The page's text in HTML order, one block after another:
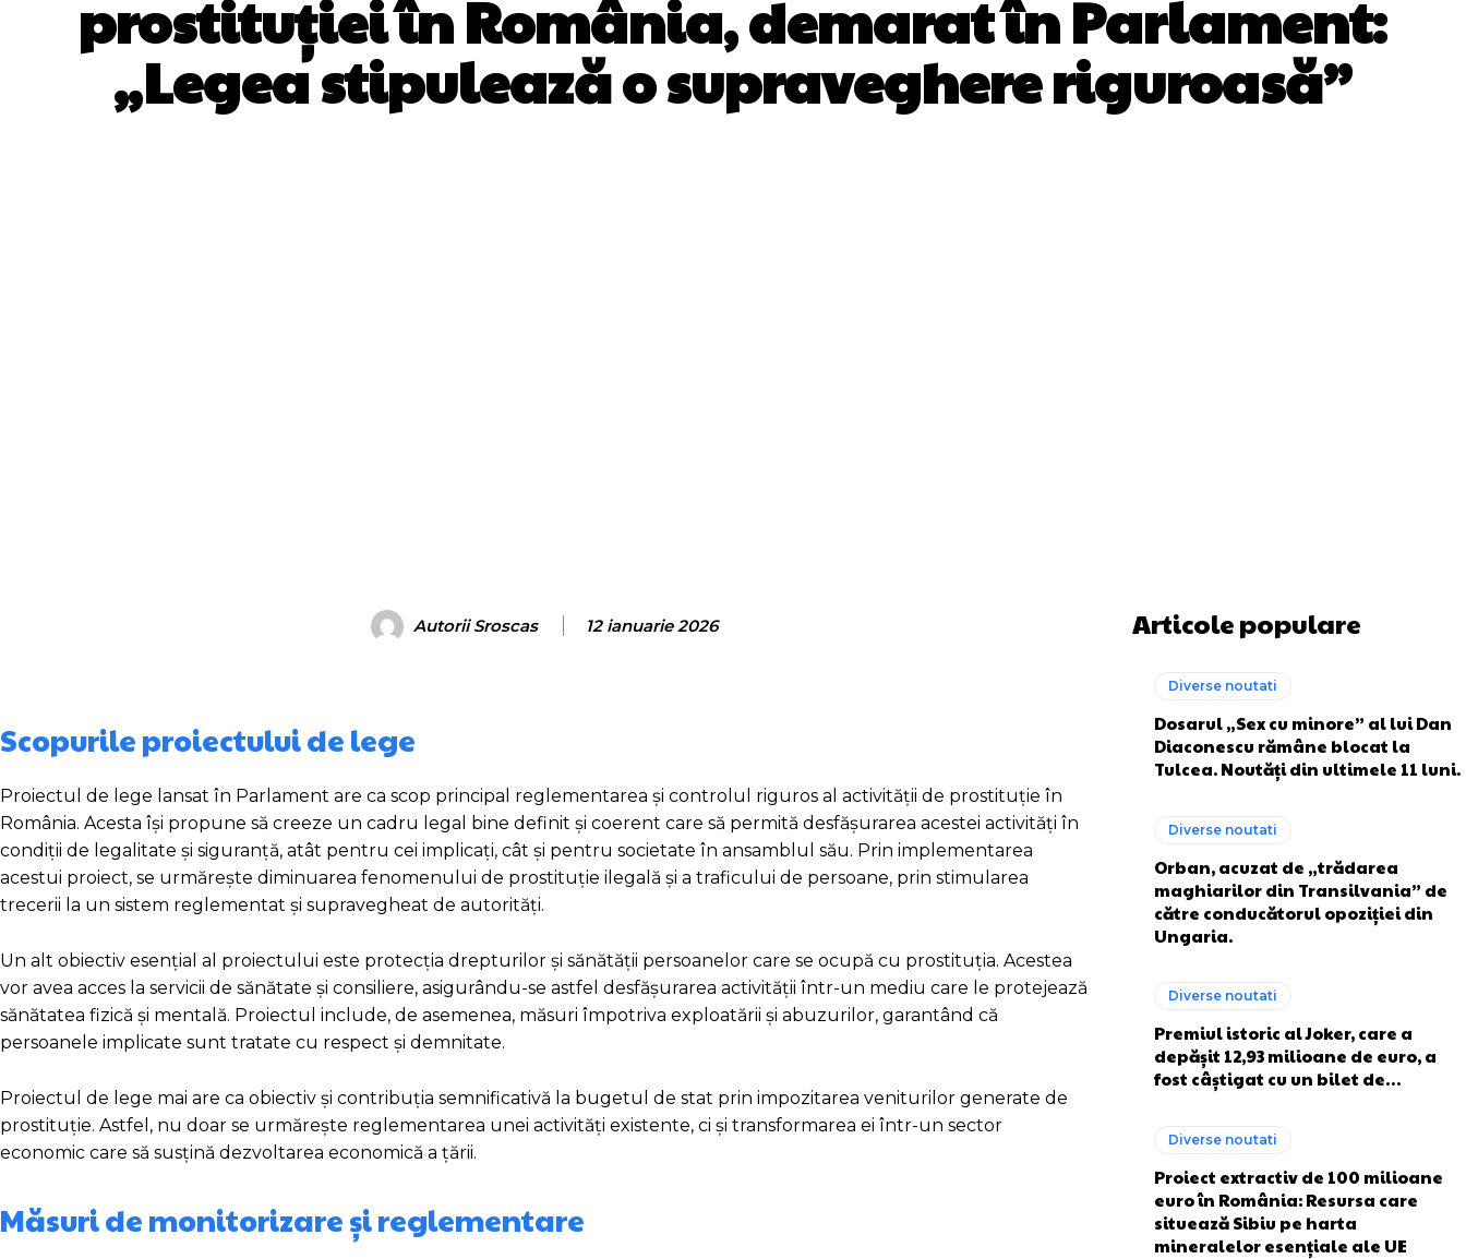
prostituției în România, demarat în Parlament:
„Legea stipulează o supraveghere riguroasă”
Autorii Sroscas 12 ianuarie 2026
Scopurile proiectului de lege
Proiectul de lege lansat în Parlament are ca scop principal reglementarea și controlul riguros al activității de prostituție în
România. Acesta își propune să creeze un cadru legal bine definit și coerent care să permită desfășurarea acestei activități în
condiții de legalitate și siguranță, atât pentru cei implicați, cât și pentru societate în ansamblul său. Prin implementarea
acestui proiect, se urmărește diminuarea fenomenului de prostituție ilegală și a traficului de persoane, prin stimularea
trecerii la un sistem reglementat și supravegheat de autorități.
Un alt obiectiv esențial al proiectului este protecția drepturilor și sănătății persoanelor care se ocupă cu prostituția. Acestea
vor avea acces la servicii de sănătate și consiliere, asigurându-se astfel desfășurarea activității într-un mediu care le protejează
sănătatea fizică și mentală. Proiectul include, de asemenea, măsuri împotriva exploatării și abuzurilor, garantând că
persoanele implicate sunt tratate cu respect și demnitate.
Proiectul de lege mai are ca obiectiv și contribuția semnificativă la bugetul de stat prin impozitarea veniturilor generate de
prostituție. Astfel, nu doar se urmărește reglementarea unei activități existente, ci și transformarea ei într-un sector
economic care să susțină dezvoltarea economică a țării.
Măsuri de monitorizare și reglementare
Articole populare
Diverse noutati
Dosarul „Sex cu minore” al lui Dan
Diaconescu rămâne blocat la
Tulcea. Noutăți din ultimele 11 luni.
Diverse noutati
Orban, acuzat de „trădarea
maghiarilor din Transilvania” de
către conducătorul opoziției din
Ungaria.
Diverse noutati
Premiul istoric al Joker, care a
depășit 12,93 milioane de euro, a
fost câștigat cu un bilet de…
Diverse noutati
Proiect extractiv de 100 milioane
euro în România: Resursa care
situează Sibiu pe harta
mineralelor esențiale ale UE